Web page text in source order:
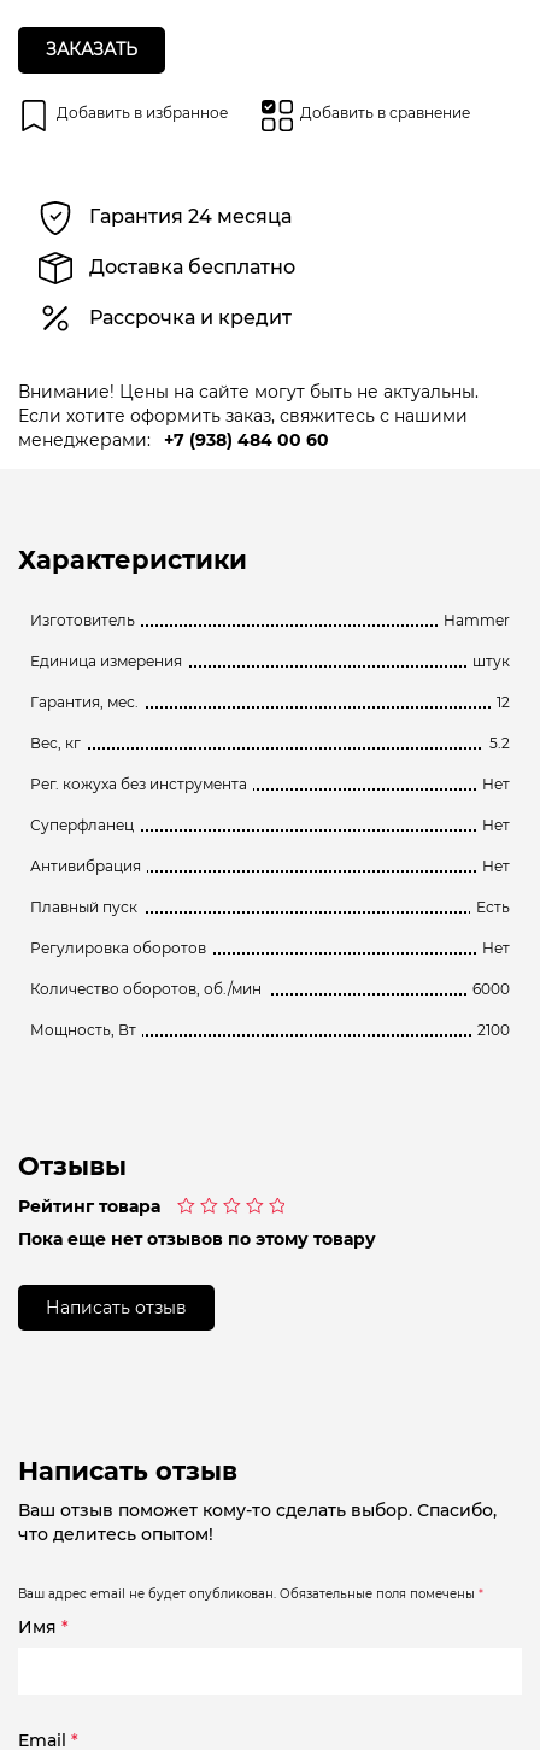
ЗАКАЗАТЬ
Добавить в избранное Добавить в сравнение
Гарантия 24 месяца
Доставка бесплатно
Рассрочка и кредит
Внимание! Цены на сайте могут быть не актуальны.
Если хотите оформить заказ, свяжитесь с нашими
менеджерами:
+7 (938) 484 00 60
Характеристики
Изготовитель Hammer
Единица измерения штук
Гарантия, мес. 12
Вес, кг 5.2
Рег. кожуха без инструмента Нет
Суперфланец Нет
Антивибрация Нет
Плавный пуск Есть
Регулировка оборотов Нет
Количество оборотов, об./мин 6000
Мощность, Вт 2100
Отзывы
Рейтинг товара
0
Пока еще нет отзывов по этому товару
Написать отзыв
Написать отзыв
Ваш отзыв поможет кому-то сделать выбор. Спасибо,
что делитесь опытом!
Ваш адрес email не будет опубликован. Обязательные поля помечены *
Имя *
Email *